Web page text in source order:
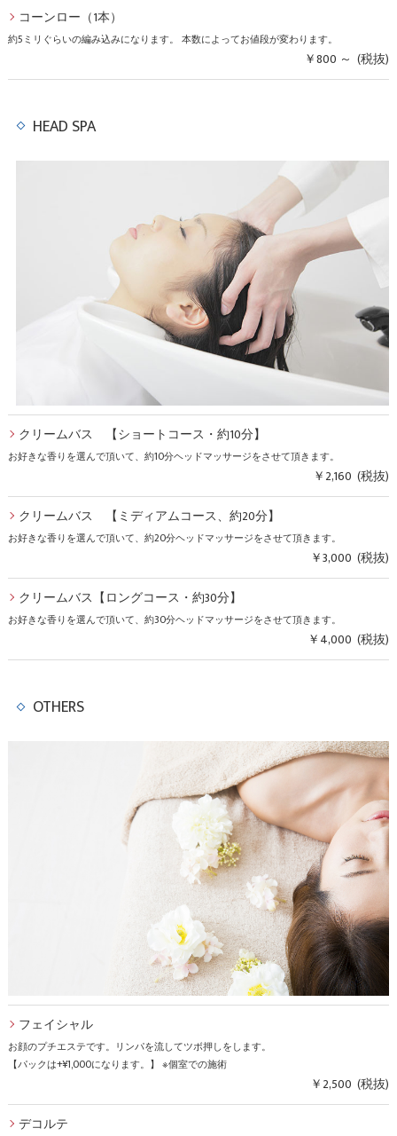
コーンロー（1本）
約5ミリぐらいの編み込みになります。 本数によってお値段が変わります。
￥800 ～ (税抜)
HEAD SPA
クリームバス 【ショートコース・約10分】
お好きな香りを選んで頂いて、約10分ヘッドマッサージをさせて頂きます。
￥2,160 (税抜)
クリームバス 【ミディアムコース、約20分】
お好きな香りを選んで頂いて、約20分ヘッドマッサージをさせて頂きます。
￥3,000 (税抜)
クリームバス【ロングコース・約30分】
お好きな香りを選んで頂いて、約30分ヘッドマッサージをさせて頂きます。
￥4,000 (税抜)
OTHERS
フェイシャル
お顔のプチエステです。リンパを流してツボ押しをします。
【パックは+¥1,000になります。】 ※個室での施術
￥2,500 (税抜)
デコルテ